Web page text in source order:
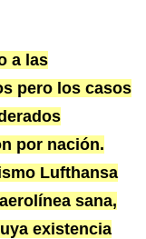
a las
pero los casos
por nación.
Lufthansa
sana,
existencia